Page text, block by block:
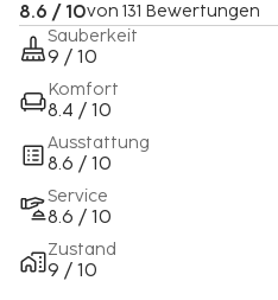
8.6 / 10von 131 Bewertungen
Sauberkeit
9 / 10
Komfort
8.4 / 10
Ausstattung
8.6 / 10
Service
8.6 / 10
Zustand
9 / 10